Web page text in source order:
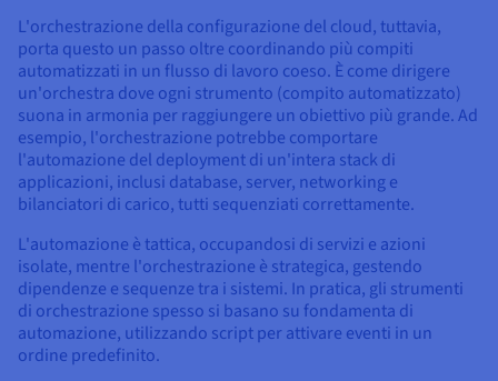
L'orchestrazione della configurazione del cloud, tuttavia,
porta questo un passo oltre coordinando più compiti
automatizzati in un flusso di lavoro coeso. È come dirigere
un'orchestra dove ogni strumento (compito automatizzato)
suona in armonia per raggiungere un obiettivo più grande. Ad
esempio, l'orchestrazione potrebbe comportare
l'automazione del deployment di un'intera stack di
applicazioni, inclusi database, server, networking e
bilanciatori di carico, tutti sequenziati correttamente.
L'automazione è tattica, occupandosi di servizi e azioni
isolate, mentre l'orchestrazione è strategica, gestendo
dipendenze e sequenze tra i sistemi. In pratica, gli strumenti
di orchestrazione spesso si basano su fondamenta di
automazione, utilizzando script per attivare eventi in un
ordine predefinito.